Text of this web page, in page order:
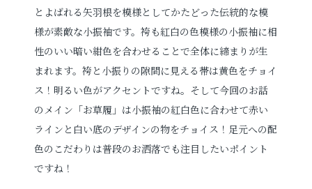
とよばれる矢羽根を模様としてかたどった伝統的な模
様が素敵な小振袖です。袴も紅白の色模様の小振袖に相
性のいい暗い紺色を合わせることで全体に締まりが生
まれます。袴と小振りの隙間に見える帯は黄色をチョイ
ス！明るい色がアクセントですね。そして今回のお話
のメイン「お草履」は小振袖の紅白色に合わせて赤い
ラインと白い底のデザインの物をチョイス！足元への配
色のこだわりは普段のお洒落でも注目したいポイント
ですね！